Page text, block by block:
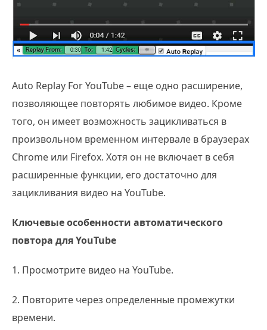
Auto Replay For YouTube – еще одно расширение,
позволяющее повторять любимое видео. Кроме
того, он имеет возможность зацикливаться в
произвольном временном интервале в браузерах
Chrome или Firefox. Хотя он не включает в себя
расширенные функции, его достаточно для
зацикливания видео на YouTube.
Ключевые особенности автоматического
повтора для YouTube
1. Просмотрите видео на YouTube.
2. Повторите через определенные промежутки
времени.